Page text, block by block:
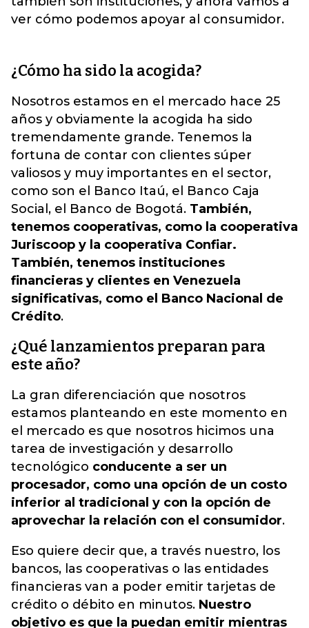
ver cómo podemos apoyar al consumidor.
¿Cómo ha sido la acogida?
Nosotros estamos en el mercado hace 25
años y obviamente la acogida ha sido
tremendamente grande. Tenemos la
fortuna de contar con clientes súper
valiosos y muy importantes en el sector,
como son el Banco Itaú, el Banco Caja
Social, el Banco de Bogotá. También,
tenemos cooperativas, como la cooperativa
Juriscoop y la cooperativa Confiar.
También, tenemos instituciones
financieras y clientes en Venezuela
significativas, como el Banco Nacional de
Crédito.
¿Qué lanzamientos preparan para
este año?
La gran diferenciación que nosotros
estamos planteando en este momento en
el mercado es que nosotros hicimos una
tarea de investigación y desarrollo
tecnológico conducente a ser un
procesador, como una opción de un costo
inferior al tradicional y con la opción de
aprovechar la relación con el consumidor.
Eso quiere decir que, a través nuestro, los
bancos, las cooperativas o las entidades
financieras van a poder emitir tarjetas de
crédito o débito en minutos. Nuestro
objetivo es que la puedan emitir mientras